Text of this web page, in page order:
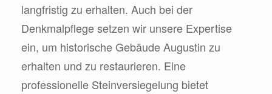
langfristig zu erhalten. Auch bei der
Denkmalpflege setzen wir unsere Expertise
ein, um historische Gebäude Augustin zu
erhalten und zu restaurieren. Eine
professionelle Steinversiegelung bietet